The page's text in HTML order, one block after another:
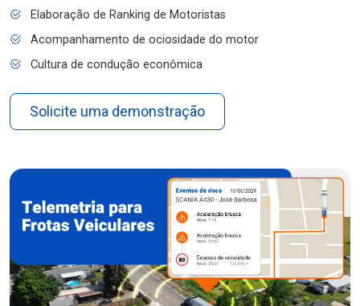
Elaboração de Ranking de Motoristas
Acompanhamento de ociosidade do motor
Cultura de condução econômica
Solicite uma demonstração